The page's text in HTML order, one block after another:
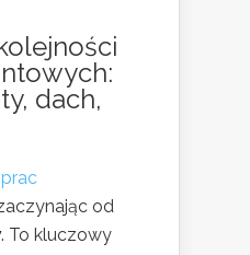
dach,
zaczynając od
. To kluczowy